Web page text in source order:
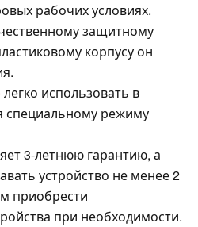
рабочих условиях.
защитному
корпусу он
легко использовать в
специальному режиму
3-летнюю гарантию, а
устройство не менее 2
приобрести
при необходимости.